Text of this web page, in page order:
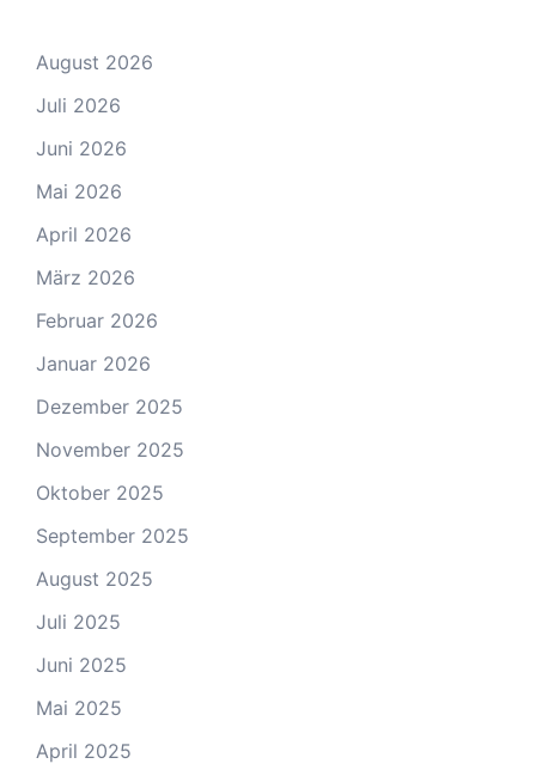
August 2026
Juli 2026
Juni 2026
Mai 2026
April 2026
März 2026
Februar 2026
Januar 2026
Dezember 2025
November 2025
Oktober 2025
September 2025
August 2025
Juli 2025
Juni 2025
Mai 2025
April 2025